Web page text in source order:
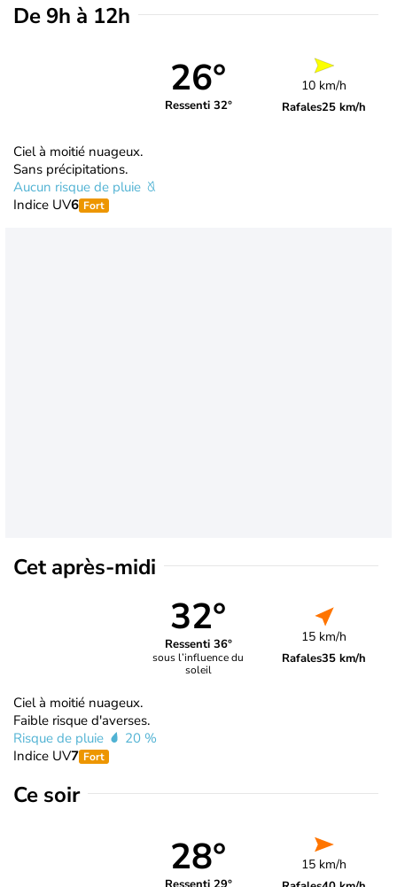
De 9h à 12h
26°
Ressenti 32°
10 km/h
Rafales25 km/h
Ciel à moitié nuageux.
Sans précipitations.
Aucun risque de pluie
Indice UV6 Fort
Cet après-midi
32°
Ressenti 36°
sous l’influence du
soleil
15 km/h
Rafales35 km/h
Ciel à moitié nuageux.
Faible risque d'averses.
Risque de pluie
20 %
Indice UV7 Fort
Ce soir
28° 15 km/h